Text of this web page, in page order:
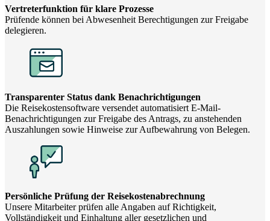
Vertreterfunktion für klare Prozesse
Prüfende können bei Abwesenheit Berechtigungen zur Freigabe
delegieren.
Transparenter Status dank Benachrichtigungen
Die Reisekostensoftware versendet automatisiert E-Mail-
Benachrichtigungen zur Freigabe des Antrags, zu anstehenden
Auszahlungen sowie Hinweise zur Aufbewahrung von Belegen.
Persönliche Prüfung der Reisekostenabrechnung
Unsere Mitarbeiter prüfen alle Angaben auf Richtigkeit,
Vollständigkeit und Einhaltung aller gesetzlichen und